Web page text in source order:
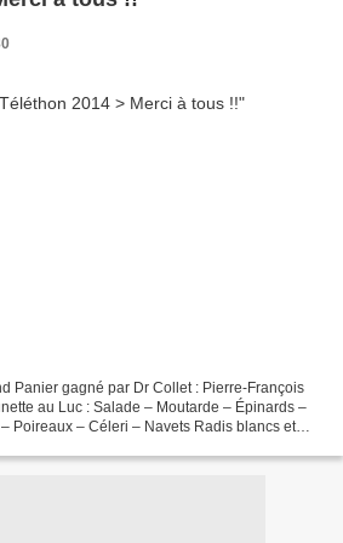
Panier gagné par Dr Collet : Pierre-François
au Luc : Salade – Moutarde – Épinards –
Poireaux – Céleri – Navets Radis blancs et